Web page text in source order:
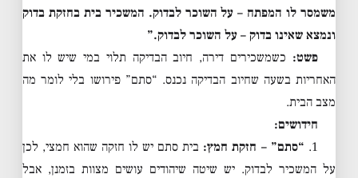
משמסר לו המפתח – על השוכר לבדוק. המשכיר בית בחזקת בדוק
ונמצא שאינו בדוק – על השוכר לבדוק.”
פשט: כשמשכירים דירה, חיוב הבדיקה תלוי במי שיש לו את
האחריות בשעה שחיוב הבדיקה נכנס. “סתם” פירושו בלי לומר מה
מצב הבית.
חידושים:
1. “סתם” – חזקת חמץ: בית סתם יש לו חזקה שהוא חמצי, לכן
על המשכיר לבדוק. יש שיטה שיהודים עושים מצוות בזמנן, אבל